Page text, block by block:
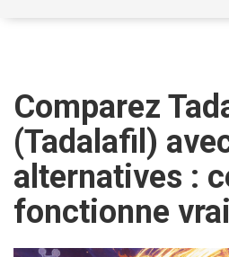
Comparez
(Tadalafil)
alternatives :
fonctionne